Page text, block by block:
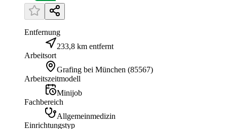
Entfernung
233,8 km entfernt
Arbeitsort
Grafing bei München (85567)
Arbeitszeitmodell
Minijob
Fachbereich
Allgemeinmedizin
Einrichtungstyp